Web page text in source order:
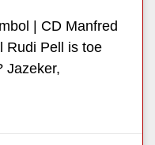
| CD Manfred
Rudi Pell is toe
Jazeker,